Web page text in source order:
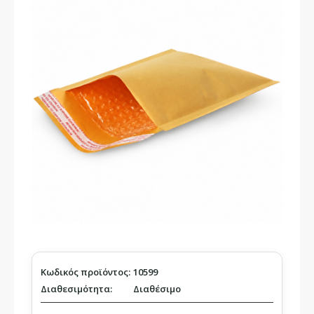
Κωδικός προϊόντος: 10599
Διαθεσιμότητα:
Διαθέσιμο